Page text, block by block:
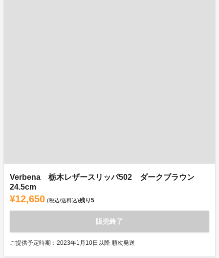
Verbena 栃木レザースリッパ502 ダークブラウン
24.5cm
¥12,650 (税込/送料込)残り5
販売終了
ご提供予定時期：2023年1月10日以降 順次発送